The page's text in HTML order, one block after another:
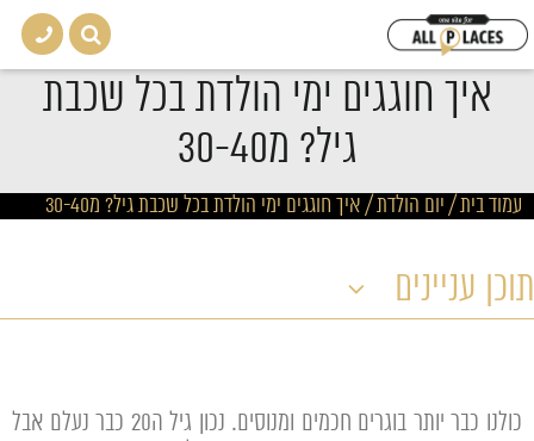
איך חוגגים ימי הולדת בכל שכבת
גיל? מ30-40
עמוד בית/יום הולדת/איך חוגגים ימי הולדת בכל שכבת גיל? מ30-40
תוכן עניינים
כולנו כבר יותר בוגרים חכמים ומנוסים. נכון גיל ה20 כבר נעלם אבל